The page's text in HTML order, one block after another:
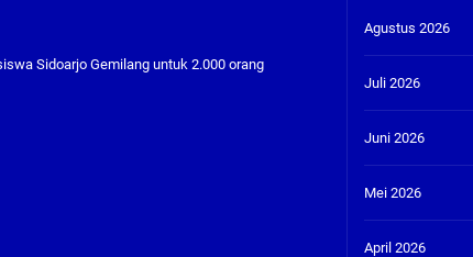
Sidoarjo Gemilang untuk 2.000 orang
Agustus 2026
Juli 2026
Juni 2026
Mei 2026
April 2026